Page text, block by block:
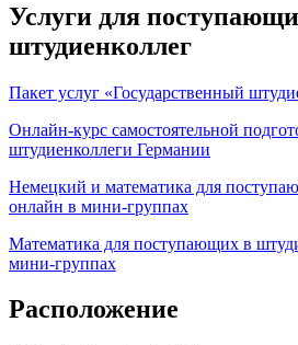
Услуги для
штудиенколлег
Пакет услуг «Государственный
Онлайн-курс самостоятельной
штудиенколлеги Германии
Немецкий и математика для
онлайн в мини-группах
Математика для поступающих в
мини-группах
Расположение